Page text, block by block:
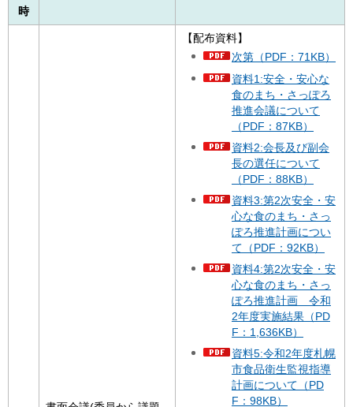
時
【配布資料】
次第（PDF：71KB）
資料1:安全・安心な
食のまち・さっぽろ
推進会議について
（PDF：87KB）
資料2:会長及び副会
長の選任について
（PDF：88KB）
資料3:第2次安全・安
心な食のまち・さっ
ぽろ推進計画につい
て（PDF：92KB）
資料4:第2次安全・安
心な食のまち・さっ
ぽろ推進計画 令和
2年度実施結果（PD
F：1,636KB）
資料5:令和2年度札幌
市食品衛生監視指導
計画について（PD
F：98KB）